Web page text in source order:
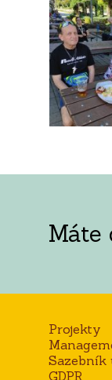
Máte
Projekty
GDPR